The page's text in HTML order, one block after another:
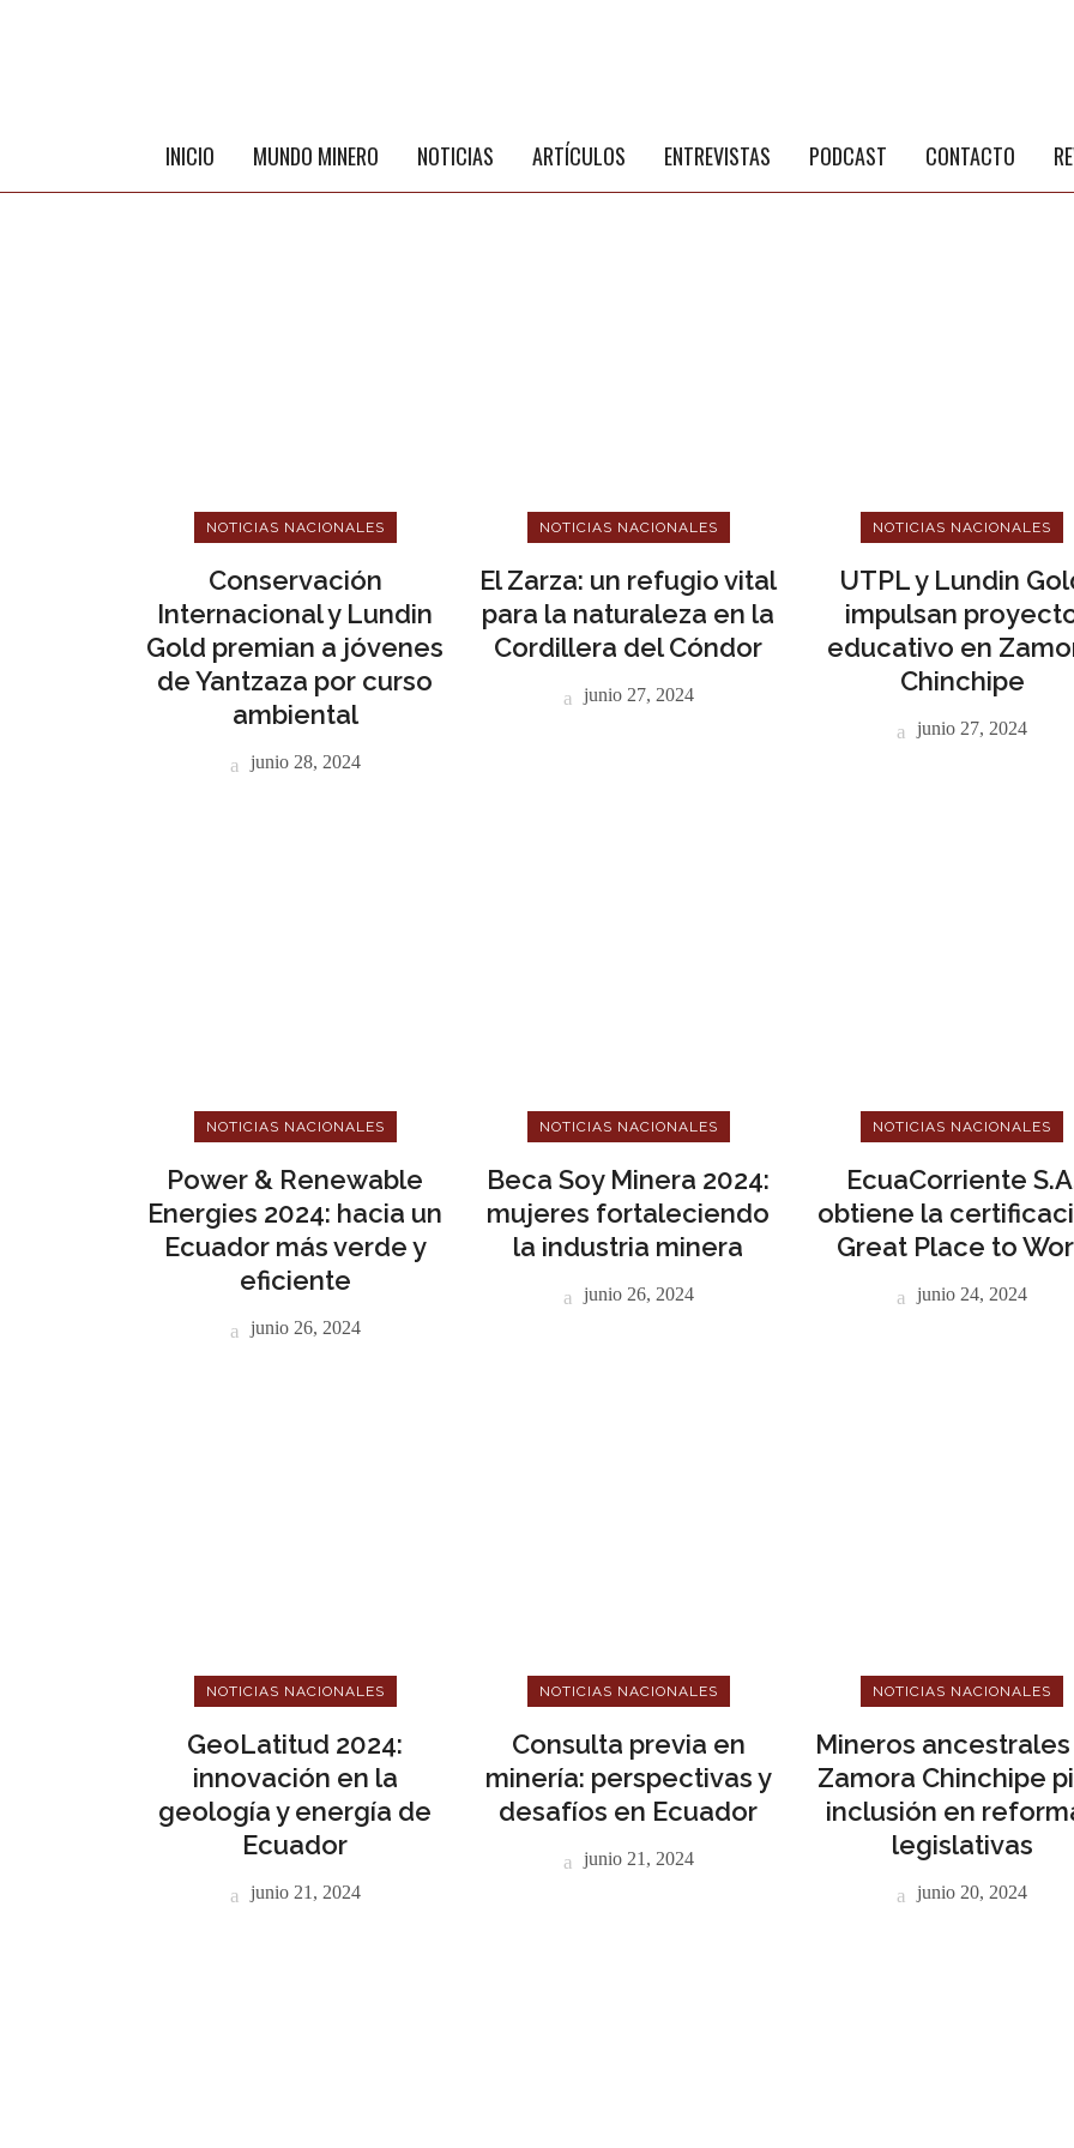
INICIO MUNDO MINERO NOTICIAS ARTÍCULOS ENTREVISTAS PODCAST CONTACTO
NOTICIAS NACIONALES
Conservación
Internacional y Lundin
Gold premian a jóvenes
de Yantzaza por curso
ambiental
junio 28, 2024
NOTICIAS NACIONALES
El Zarza: un refugio vital
para la naturaleza en la
Cordillera del Cóndor
junio 27, 2024
NOTICIAS NACIONALES
UTPL y Lundin
impulsan
educativo en
Chinchipe
junio 27, 2024
NOTICIAS NACIONALES
Power & Renewable
Energies 2024: hacia un
Ecuador más verde y
eficiente
junio 26, 2024
NOTICIAS NACIONALES
Beca Soy Minera 2024:
mujeres fortaleciendo
la industria minera
junio 26, 2024
NOTICIAS NACIONALES
EcuaCorriente
obtiene la
Great Place to
junio 24, 2024
NOTICIAS NACIONALES
GeoLatitud 2024:
innovación en la
geología y energía de
Ecuador
junio 21, 2024
NOTICIAS NACIONALES
Consulta previa en
minería: perspectivas y
desafíos en Ecuador
junio 21, 2024
NOTICIAS NACIONALES
Mineros
Zamora Chinchipe
inclusión en
legislativas
junio 20, 2024